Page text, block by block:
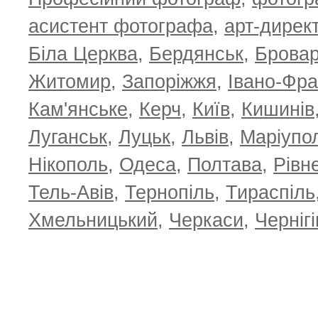
TOP 100 for May 2026 0 +6.59 ТОП 100
+4.30
асистент фотографа, арт-
Біла Церква, Бердянськ,
Житомир, Запоріжжя, Івано-
Кам'янське, Керч, Київ, Кишинів
Луганськ, Луцьк, Львів,
Нікополь, Одеса, Полтава,
Тель-Авів, Тернопіль, Тираспіль
Хмельницький, Черкаси,